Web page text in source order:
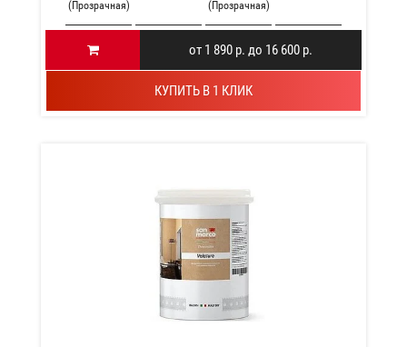
(Прозрачная)
(Прозрачная)
от 1 890 р. до 16 600 р.
КУПИТЬ В 1 КЛИК